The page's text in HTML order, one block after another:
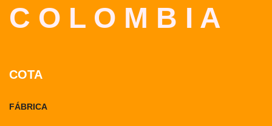
C O L O M B I A
COTA
FÁBRICA